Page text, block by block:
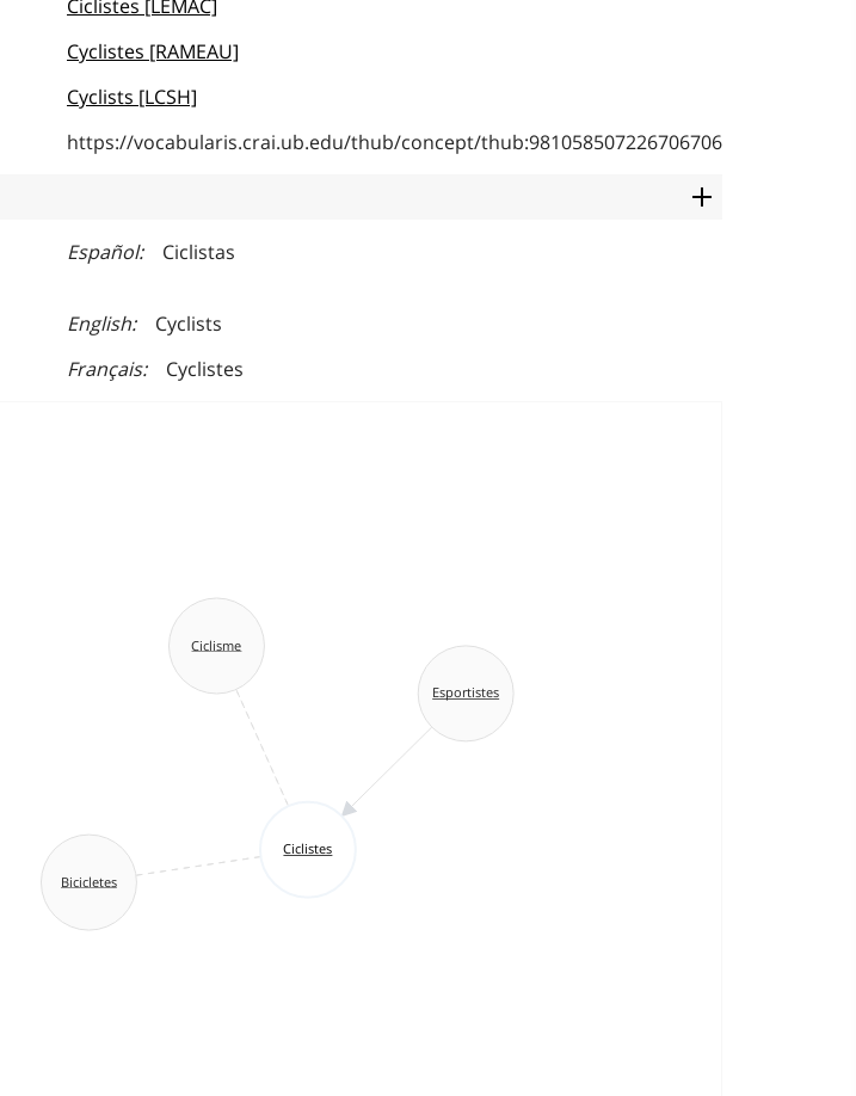
Ciclistes [LEMAC]
Cyclistes [RAMEAU]
Cyclists [LCSH]
https://vocabularis.crai.ub.edu/thub/concept/thub:981058507226706706
Español Ciclistas
English
Cyclists
Français
Cyclistes
Ciclisme
Bicicletes
Esportistes
Ciclistes